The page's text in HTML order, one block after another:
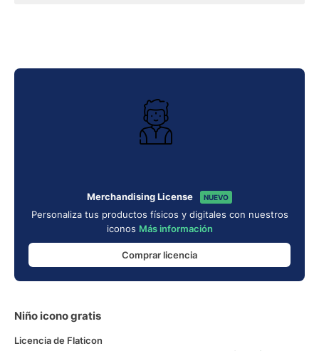
Merchandising License NUEVO
Personaliza tus productos físicos y digitales con nuestros
iconos Más información
Comprar licencia
Niño icono gratis
Licencia de Flaticon